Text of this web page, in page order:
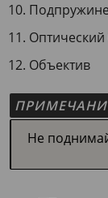
Оптический
Объектив
Не